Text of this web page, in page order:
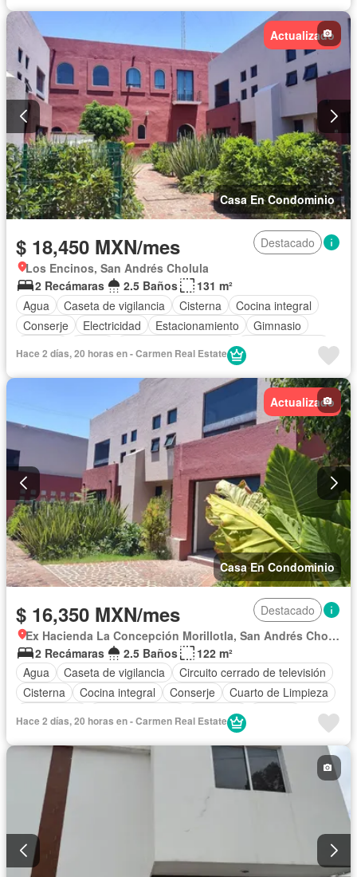
Actualizado
Casa En Condominio
$ 18,450 MXN/mes
Destacado
Los Encinos, San Andrés Cholula
2 Recámaras
2.5 Baños
131 m²
Agua
Caseta de vigilancia Cisterna
Cocina integral
Conserje
Electricidad Estacionamiento
Gimnasio
Sala polivalente
Terraza
Hace 2 días, 20 horas en - Carmen Real Estate
Actualizado
Casa En Condominio
$ 16,350 MXN/mes
Destacado
Ex Hacienda La Concepción Morillotla, San Andrés Cholula
2 Recámaras
2.5 Baños
122 m²
Agua
Caseta de vigilancia
Circuito cerrado de televisión
Cisterna
Cocina integral Conserje
Cuarto de Limpieza
Gimnasio
Recámara con closet
Sala polivalente
Seguridad
Televisión por cable
Terraza
Hace 2 días, 20 horas en - Carmen Real Estate